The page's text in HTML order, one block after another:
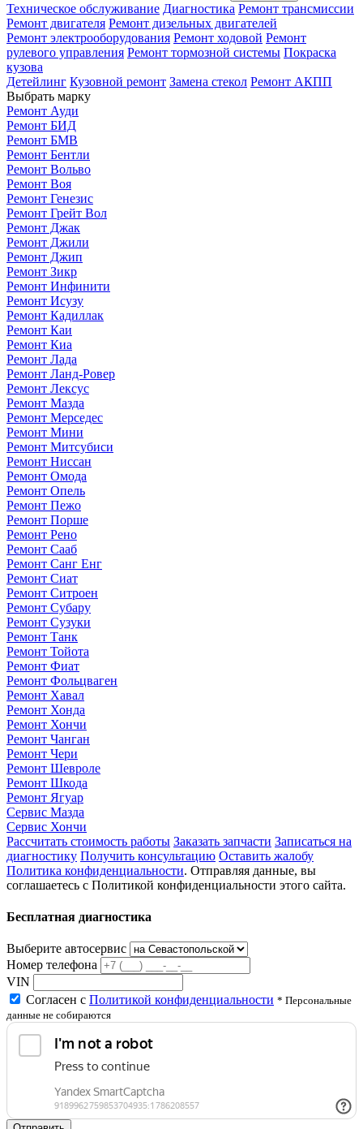
Техническое обслуживание Диагностика Ремонт трансмиссии
Ремонт двигателя Ремонт дизельных двигателей
Ремонт электрооборудования Ремонт ходовой Ремонт
рулевого управления Ремонт тормозной системы Покраска
кузова
Детейлинг Кузовной ремонт Замена стекол Ремонт АКПП
Выбрать марку
Ремонт Ауди
Ремонт БИД
Ремонт БМВ
Ремонт Бентли
Ремонт Вольво
Ремонт Воя
Ремонт Генезис
Ремонт Грейт Вол
Ремонт Джак
Ремонт Джили
Ремонт Джип
Ремонт Зикр
Ремонт Инфинити
Ремонт Исузу
Ремонт Кадиллак
Ремонт Каи
Ремонт Киа
Ремонт Лада
Ремонт Ланд-Ровер
Ремонт Лексус
Ремонт Мазда
Ремонт Мерседес
Ремонт Мини
Ремонт Митсубиси
Ремонт Ниссан
Ремонт Омода
Ремонт Опель
Ремонт Пежо
Ремонт Порше
Ремонт Рено
Ремонт Сааб
Ремонт Санг Енг
Ремонт Сиат
Ремонт Ситроен
Ремонт Субару
Ремонт Сузуки
Ремонт Танк
Ремонт Тойота
Ремонт Фиат
Ремонт Фольцваген
Ремонт Хавал
Ремонт Хонда
Ремонт Хончи
Ремонт Чанган
Ремонт Чери
Ремонт Шевроле
Ремонт Шкода
Ремонт Ягуар
Сервис Мазда
Сервис Хончи
Рассчитать стоимость работы Заказать запчасти Записаться на
диагностику Получить консультацию Оставить жалобу
Политика конфиденциальности. Отправляя данные, вы
соглашаетесь с Политикой конфиденциальности этого сайта.
Бесплатная диагностика
Выберите автосервис
Номер телефона
VIN
Согласен с Политикой конфиденциальности * Персональные
данные не собираются